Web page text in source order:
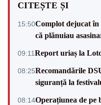
CITEȘTE ȘI
15:50Complot dejucat în
că plănuiau
09:11Report uriaș la
08:25Recomandările
siguranță la
08:14Operațiunea de pe